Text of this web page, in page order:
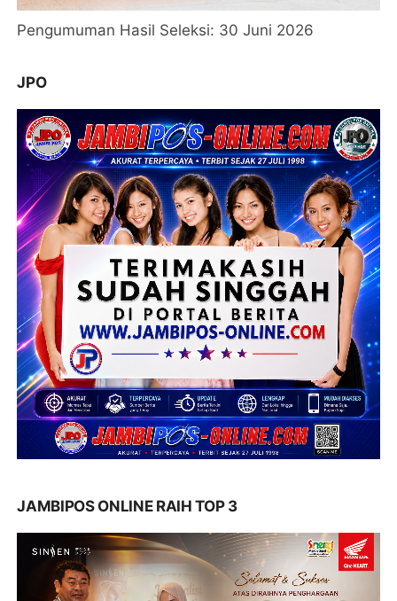
Pengumuman Hasil Seleksi: 30 Juni 2026
JPO
JAMBIPOS ONLINE RAIH TOP 3